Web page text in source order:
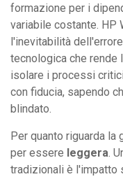
formazione per i
variabile costante. HP
l'inevitabilità
tecnologica che rende
isolare i processi
con fiducia, sapendo
blindato.
Per quanto riguarda
per essere leggera.
tradizionali è l'impatto